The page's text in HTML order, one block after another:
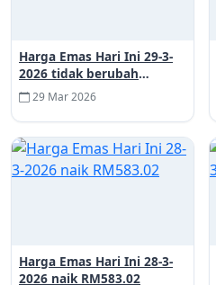
Harga Emas Hari Ini 29-3-
2026 tidak berubah
RM583.02
29 Mar 2026
Harga Emas Hari Ini 28-3-
2026 naik RM583.02